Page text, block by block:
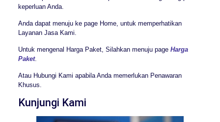
keperluan Anda.
Anda dapat menuju ke page Home, untuk memperhatikan
Layanan Jasa Kami.
Untuk mengenal Harga Paket, Silahkan menuju page Harga
Paket.
Atau Hubungi Kami apabila Anda memerlukan Penawaran
Khusus.
Kunjungi Kami